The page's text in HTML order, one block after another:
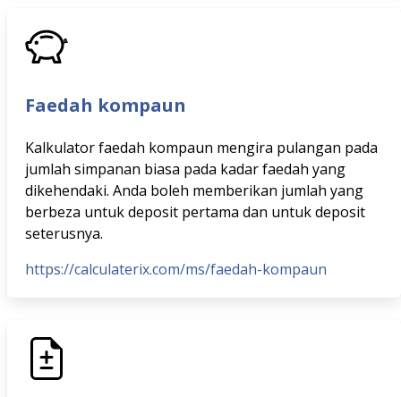
Faedah kompaun
Kalkulator faedah kompaun mengira pulangan pada
jumlah simpanan biasa pada kadar faedah yang
dikehendaki. Anda boleh memberikan jumlah yang
berbeza untuk deposit pertama dan untuk deposit
seterusnya.
https://calculaterix.com/ms/faedah-kompaun